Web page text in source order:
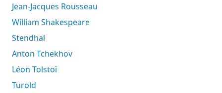
Jean-Jacques Rousseau
William Shakespeare
Stendhal
Anton Tchekhov
Léon Tolstoï
Turold